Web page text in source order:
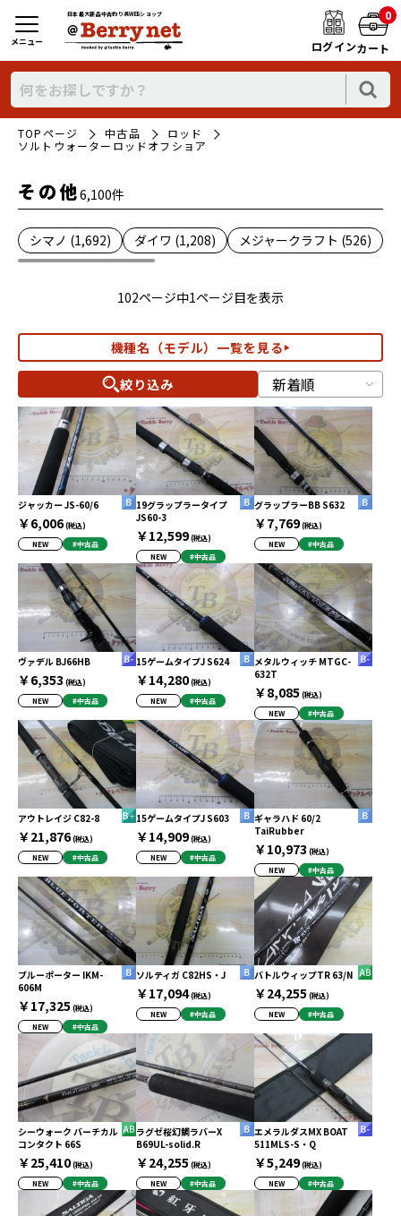
日本最大新品中古釣り具WEBショップ
ログイン
0
カート
メニュー
TOPページ 中古品
ロッド
ソルトウォーターロッドオフショア
その他6,100件
シマノ (1,692) ダイワ (1,208) メジャークラフト (526)
102ページ中1ページ目を表示
機種名（モデル）一覧を見る
絞り込み
ジャッカー JS-60/6
￥6,006(税込)
NEW
#中古品
19グラップラータイプ
JS60-3
￥12,599(税込)
NEW
#中古品
グラップラーBB S632
￥7,769(税込)
NEW
#中古品
ヴァデル BJ66HB
￥6,353 (税込)
NEW
#中古品
15ゲームタイプJ S624
￥14,280(税込)
NEW
#中古品
メタルウィッチ MTGC-
632T
￥8,085 (税込)
NEW
#中古品
アウトレイジ C82-8
￥21,876(税込)
NEW
#中古品
15ゲームタイプJ S603
￥14,909(税込)
NEW
#中古品
ギャラハド 60/2
TaiRubber
￥10,973 (税込)
NEW
#中古品
ブルーポーター IKM-
606M
￥17,325 (税込)
NEW
#中古品
ソルティガ C82HS・J
￥17,094(税込)
NEW
#中古品
バトルウィップTR 63/N
￥24,255 (税込)
NEW
#中古品
シーウォーク バーチカル
コンタクト 66S
￥25,410(税込)
NEW
#中古品
ラグゼ桜幻鯛ラバーX
B69UL-solid.R
￥24,255 (税込)
NEW
#中古品
エメラルダスMX BOAT
511MLS-S・Q
￥5,249(税込)
NEW
#中古品